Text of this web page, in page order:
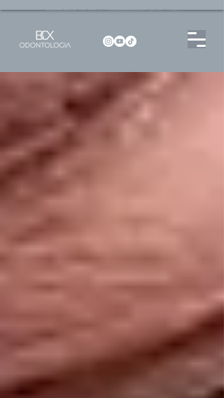
Dentista no Brooklin | São Paulo | SP Atendimento particular Rua Pitu, 72, Sala 65